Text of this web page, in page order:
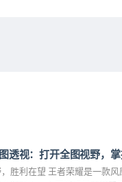
透视：打开全图视野，
耀是一款风靡全球的手机